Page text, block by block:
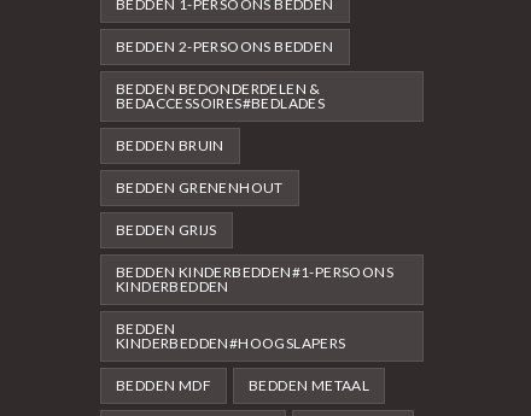
BEDDEN 1-PERSOONS BEDDEN
BEDDEN 2-PERSOONS BEDDEN
BEDDEN BEDONDERDELEN &
BEDACCESSOIRES#BEDLADES
BEDDEN BRUIN
BEDDEN GRENENHOUT
BEDDEN GRIJS
BEDDEN KINDERBEDDEN#1-PERSOONS
KINDERBEDDEN
BEDDEN
KINDERBEDDEN#HOOGSLAPERS
BEDDEN MDF BEDDEN METAAL